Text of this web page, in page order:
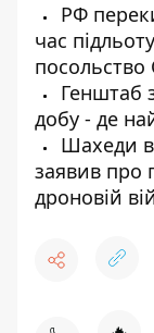
РФ
час
Генштаб
добу - де
Шахеди
заявив про
дроновій